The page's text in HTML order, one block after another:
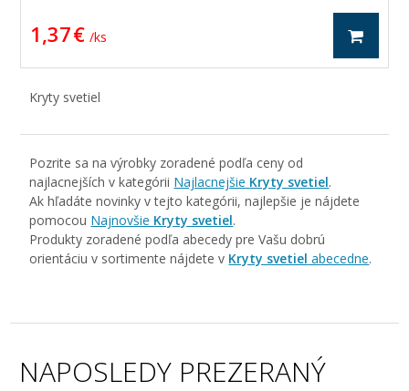
1,37 € / ks
Kryty svetiel
Pozrite sa na výrobky zoradené podľa ceny od
najlacnejších v kategórii Najlacnejšie Kryty svetiel.
Ak hľadáte novinky v tejto kategórii, najlepšie je nájdete
pomocou Najnovšie Kryty svetiel.
Produkty zoradené podľa abecedy pre Vašu dobrú
orientáciu v sortimente nájdete v Kryty svetiel abecedne.
NAPOSLEDY PREZERANÝ